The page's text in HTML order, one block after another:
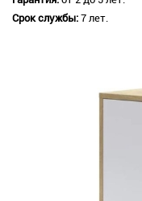
Срок службы: 7 лет.